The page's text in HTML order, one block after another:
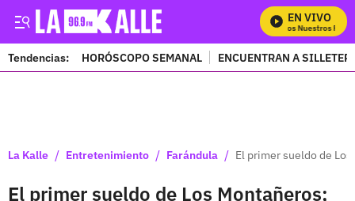
EN VIVO
Mira Todos Nuestros
Tendencias: HORÓSCOPO SEMANAL ENCUENTRAN A
La Kalle / Entretenimiento / Farándula / El primer sueldo de
El primer sueldo de Los Montañeros;